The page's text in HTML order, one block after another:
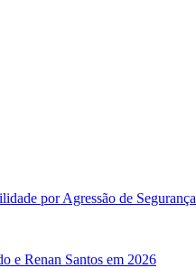
por Agressão de Segurança
e Renan Santos em 2026